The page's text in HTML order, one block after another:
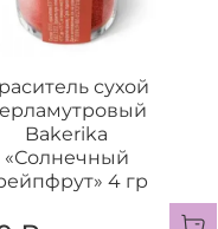
сухой
Bakerika
«Солнечный
4 гр